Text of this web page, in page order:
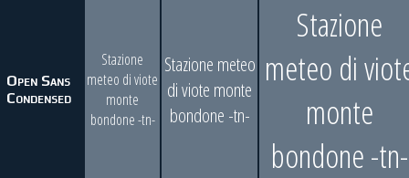
Open Sans
Condensed
Stazione
meteo di viote
monte
bondone -tn-
Stazione meteo
di viote monte
bondone -tn-
Stazione
meteo di
monte
bondone -tn-